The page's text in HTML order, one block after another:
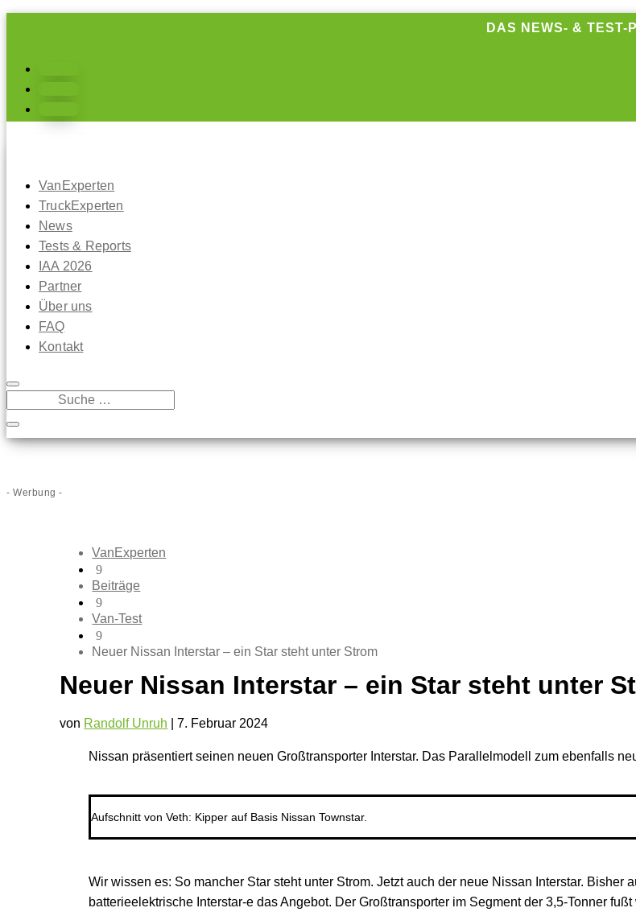
DAS NEWS- & TEST-
VanExperten
TruckExperten
News
Tests & Reports
IAA 2026
Partner
Über uns
FAQ
Kontakt
- Werbung -
VanExperten
9
Beiträge
9
Van-Test
9
Neuer Nissan Interstar – ein Star steht unter Strom
Neuer Nissan Interstar – ein Star steht unter
von Randolf Unruh |7. Februar 2024
Nissan präsentiert seinen neuen Großtransporter Interstar. Das Parallelmodell zum ebenfalls
Aufschnitt von Veth: Kipper auf Basis Nissan Townstar.
Wir wissen es: So mancher Star steht unter Strom. Jetzt auch der neue Nissan Interstar.
batterieelektrische Interstar-e das Angebot. Der Großtransporter im Segment der 3,5-Tonner